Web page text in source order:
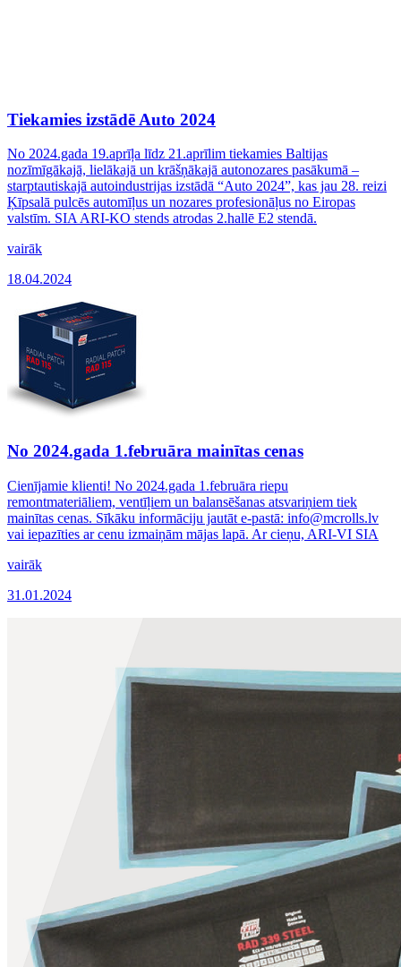
Tiekamies izstādē Auto 2024
No 2024.gada 19.aprīļa līdz 21.aprīlim tiekamies Baltijas
nozīmīgākajā, lielākajā un krāšņākajā autonozares pasākumā –
starptautiskajā autoindustrijas izstādā “Auto 2024”, kas jau 28. reizi
Ķīpsalā pulcēs automīļus un nozares profesionāļus no Eiropas
valstīm. SIA ARI-KO stends atrodas 2.hallē E2 stendā.
vairāk
18.04.2024
No 2024.gada 1.februāra mainītas cenas
Cienījamie klienti! No 2024.gada 1.februāra riepu
remontmateriāliem, ventīļiem un balansēšanas atsvariņiem tiek
mainītas cenas. Sīkāku informāciju jautāt e-pastā: info@mcrolls.lv
vai iepazīties ar cenu izmaiņām mājas lapā. Ar cieņu, ARI-VI SIA
vairāk
31.01.2024